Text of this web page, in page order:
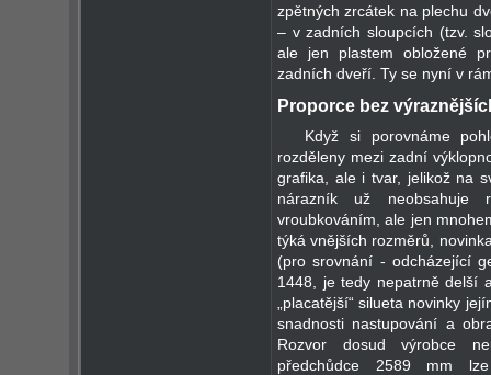
zpětných zrcátek na plechu
– v zadních sloupcích (tzv.
ale jen plastem obložené
zadních dveří. Ty se nyní v
Proporce bez
Když si porovnáme
rozděleny mezi zadní
grafika, ale i tvar, jelikož na
nárazník už neobsahuje
vroubkováním, ale jen
týká vnějších rozměrů,
(pro srovnání - odcházející
1448, je tedy nepatrně delší
„placatější“ silueta novinky
snadnosti nastupování a
Rozvor dosud výrobce
předchůdce 2589 mm